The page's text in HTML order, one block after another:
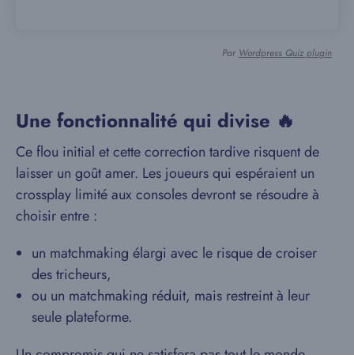
Par Wordpress Quiz plugin
Une fonctionnalité qui divise 🔥
Ce flou initial et cette correction tardive risquent de
laisser un goût amer. Les joueurs qui espéraient un
crossplay limité aux consoles devront se résoudre à
choisir entre :
un matchmaking élargi avec le risque de croiser
des tricheurs,
ou un matchmaking réduit, mais restreint à leur
seule plateforme.